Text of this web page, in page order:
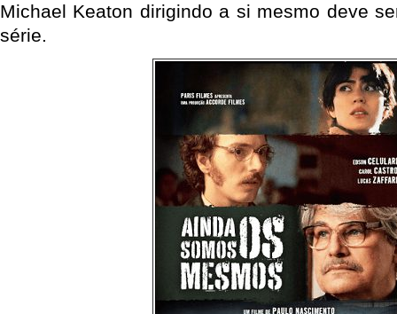
Michael Keaton dirigindo a si mesmo deve
série.